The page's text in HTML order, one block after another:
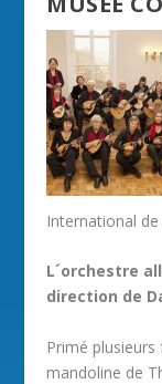
International
L´orchestre
direction de
Primé plusieurs
mandoline de